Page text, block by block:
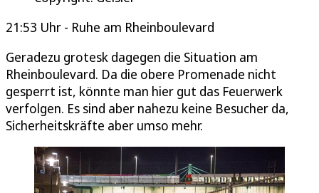
21:53 Uhr - Ruhe am Rheinboulevard
Geradezu grotesk dagegen die Situation am
Rheinboulevard. Da die obere Promenade nicht
gesperrt ist, könnte man hier gut das Feuerwerk
verfolgen. Es sind aber nahezu keine Besucher da,
Sicherheitskräfte aber umso mehr.